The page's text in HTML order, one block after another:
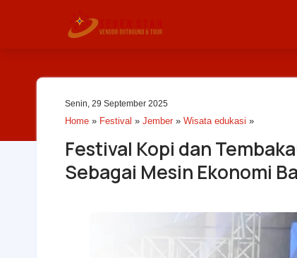
Senin, 29 September 2025
Home » Festival » Jember » Wisata edukasi »
Festival Kopi dan
Sebagai Mesin Ekonomi